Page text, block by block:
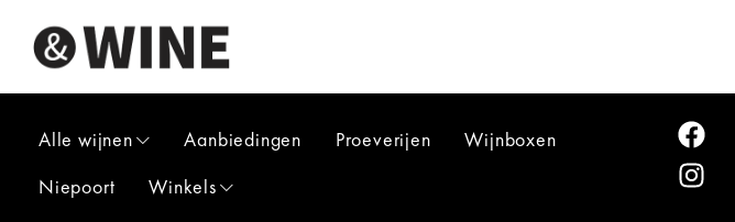
Alle wijnen Aanbiedingen Proeverijen
Wijnboxen
Niepoort
Winkels